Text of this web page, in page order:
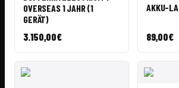
OVERSEAS 1 JAHR (1
GERÄT)
3.150,00€
AKKU-
89,00€